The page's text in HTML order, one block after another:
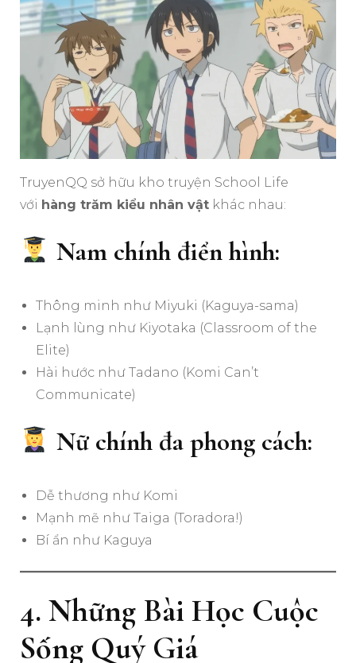
TruyenQQ sở hữu kho truyện School Life
với hàng trăm kiểu nhân vật khác nhau:
Nam chính điển hình:
Thông minh như Miyuki (Kaguya-sama)
Lạnh lùng như Kiyotaka (Classroom of the
Elite)
Hài hước như Tadano (Komi Can’t
Communicate)
Nữ chính đa phong cách:
Dễ thương như Komi
Mạnh mẽ như Taiga (Toradora!)
Bí ẩn như Kaguya
4. Những Bài Học Cuộc
Sống Quý Giá